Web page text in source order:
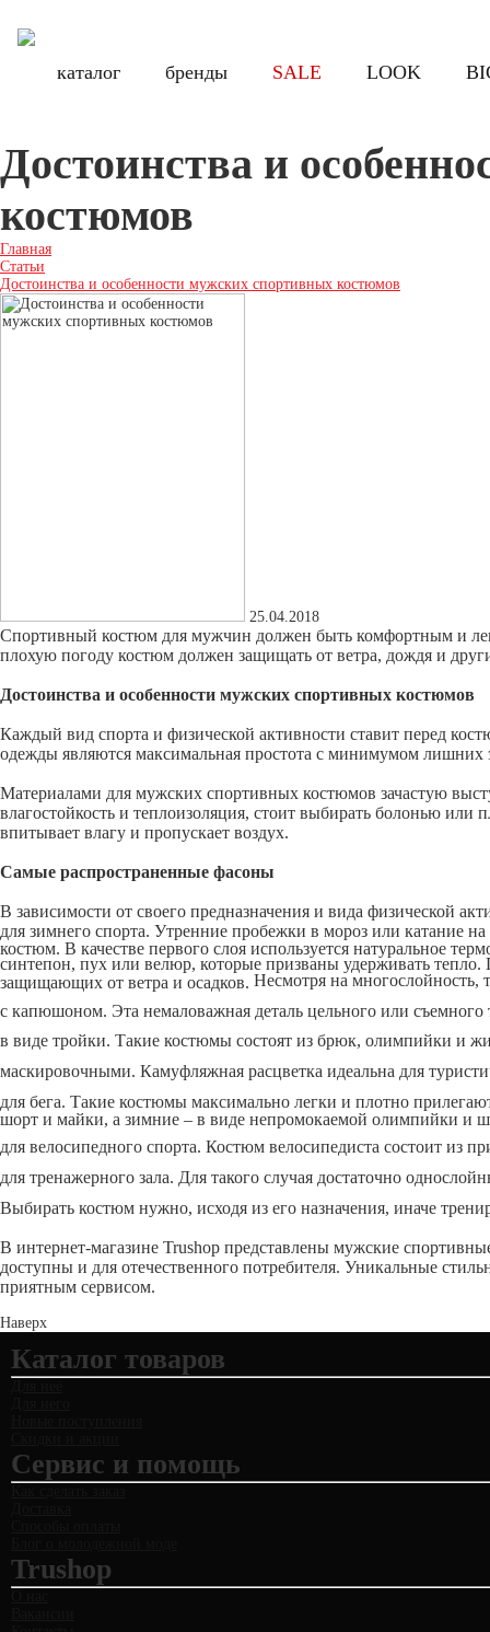
каталог бренды SALE LOOK
каталог бренды SALE LOOK
Достоинства и
костюмов
Главная
Статьи
Достоинства и особенности мужских спортивных костюмов
25.04.2018
Спортивный костюм для мужчин должен быть комфортным и
плохую погоду костюм должен защищать от ветра, дождя и
Достоинства и особенности мужских спортивных костюмов
Каждый вид спорта и физической активности ставит перед
одежды являются максимальная простота с минимумом лишних
Материалами для мужских спортивных костюмов зачастую
влагостойкость и теплоизоляция, стоит выбирать болонью
впитывает влагу и пропускает воздух.
Самые распространенные фасоны
В зависимости от своего предназначения и вида физической
для зимнего спорта. Утренние пробежки в мороз или катание
костюм. В качестве первого слоя используется натуральное
синтепон, пух или велюр, которые призваны удерживать
защищающих от ветра и осадков. Несмотря на
с капюшоном. Эта немаловажная деталь цельного или
в виде тройки. Такие костюмы состоят из брюк, олимпийки и
маскировочными. Камуфляжная расцветка идеальна для
для бега. Такие костюмы максимально легки и плотно
шорт и майки, а зимние – в виде непромокаемой олимпийки и
для велосипедного спорта. Костюм велосипедиста состоит из
для тренажерного зала. Для такого случая достаточно
Выбирать костюм нужно, исходя из его назначения, иначе
В интернет-магазине Trushop представлены мужские
доступны и для отечественного потребителя. Уникальные
приятным сервисом.
Наверх
Каталог товаров
Сервис и помощь
Trushop